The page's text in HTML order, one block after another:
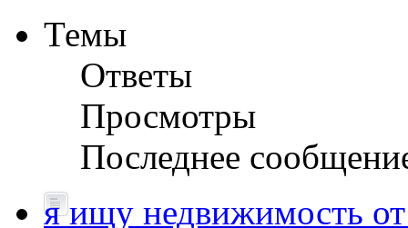
Темы
Ответы
Просмотры
Последнее
я ищу недвижимость от